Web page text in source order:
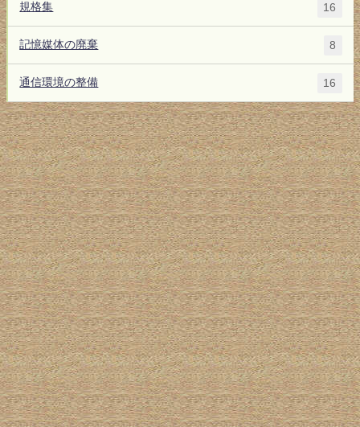
規格集 16
記憶媒体の廃棄 8
通信環境の整備 16